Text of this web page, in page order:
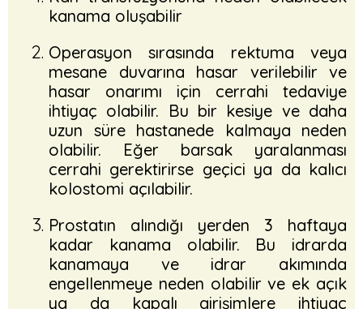
kanama oluşabilir
Operasyon sırasında rektuma veya
mesane duvarına hasar verilebilir ve
hasar onarımı için cerrahi tedaviye
ihtiyaç olabilir. Bu bir kesiye ve daha
uzun süre hastanede kalmaya neden
olabilir. Eğer barsak yaralanması
cerrahi gerektirirse geçici ya da kalıcı
kolostomi açılabilir.
Prostatın alındığı yerden 3 haftaya
kadar kanama olabilir. Bu idrarda
kanamaya ve idrar akımında
engellenmeye neden olabilir ve ek açık
ya da kapalı girişimlere ihtiyaç